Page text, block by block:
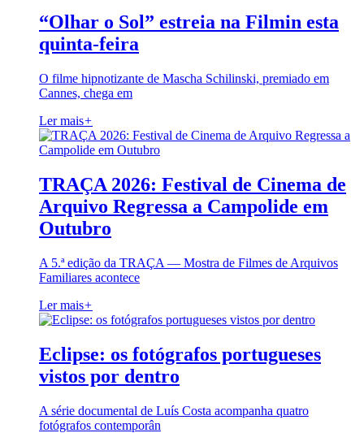
“Olhar o Sol” estreia na Filmin esta
quinta-feira
O filme hipnotizante de Mascha Schilinski, premiado em
Cannes, chega em
Ler mais+
TRAÇA 2026: Festival de Cinema de
Arquivo Regressa a Campolide em
Outubro
A 5.ª edição da TRAÇA — Mostra de Filmes de Arquivos
Familiares acontece
Ler mais+
Eclipse: os fotógrafos portugueses
vistos por dentro
A série documental de Luís Costa acompanha quatro
fotógrafos contemporân